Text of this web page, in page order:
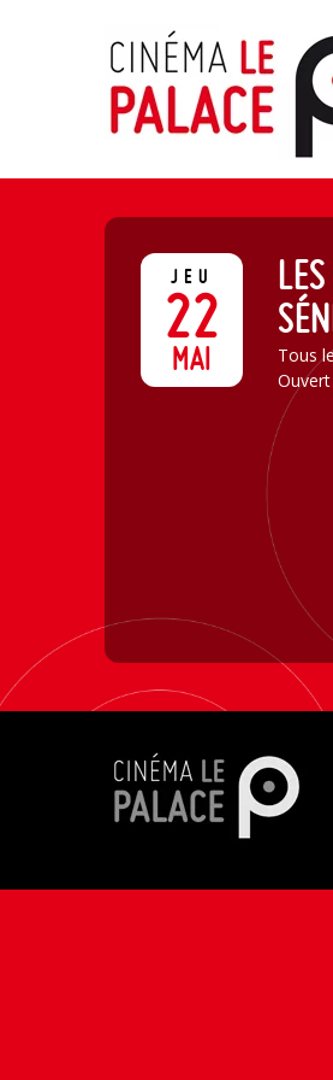
JEU
22
MAI
Tous